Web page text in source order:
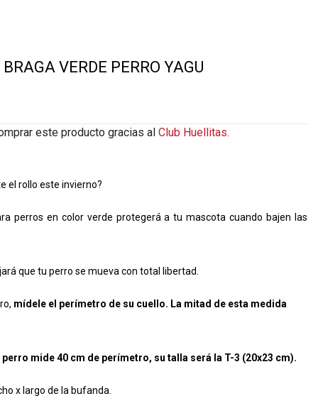
VERDE PERRO YAGU
este producto gracias al Club Huellitas.
el rollo este invierno?
perros en color verde protegerá a tu mascota cuando bajen las
que tu perro se mueva con total libertad.
mídele el perímetro de su cuello. La mitad de esta medida
mide 40 cm de perímetro, su talla será la T-3 (20x23 cm).
x largo de la bufanda.